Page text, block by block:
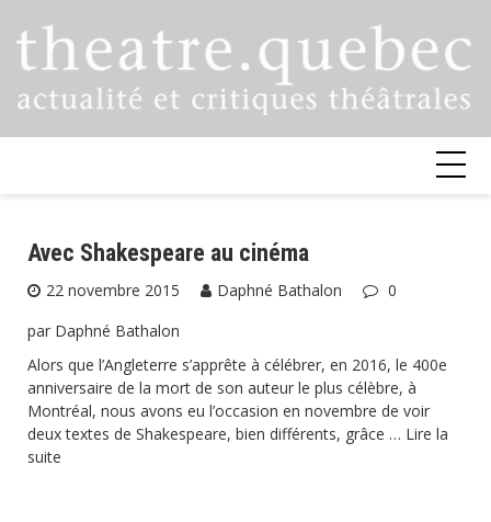
Avec Shakespeare au cinéma
22 novembre 2015 Daphné Bathalon
0
par Daphné Bathalon
Alors que l’Angleterre s’apprête à célébrer, en 2016, le 400e
anniversaire de la mort de son auteur le plus célèbre, à
Montréal, nous avons eu l’occasion en novembre de voir
deux textes de Shakespeare, bien différents, grâce … Lire la
suite